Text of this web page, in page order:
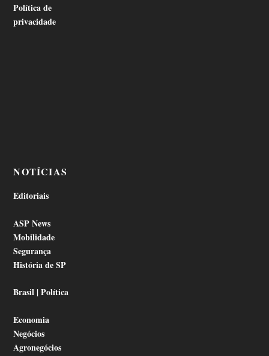
Política de
privacidade
NOTÍCIAS
Editoriais
ASP News
Mobilidade
Segurança
História de SP
Brasil | Política
Economia
Negócios
Agronegócios